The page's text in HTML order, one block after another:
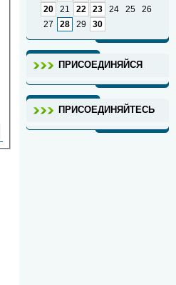
20
21 22 23 24 25
26
27
28 29 30
ПРИСОЕДИНЯЙСЯ
ПРИСОЕДИНЯЙТЕСЬ